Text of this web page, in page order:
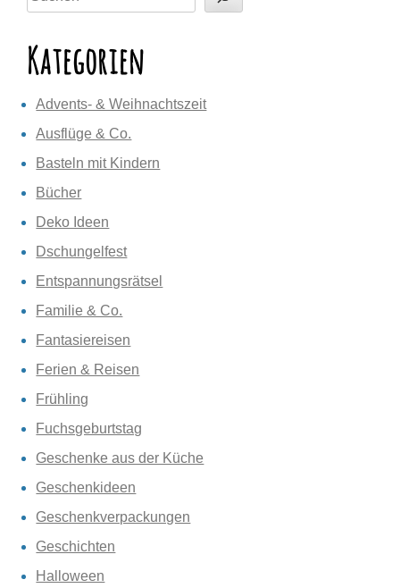
Kategorien
Advents- & Weihnachtszeit
Ausflüge & Co.
Basteln mit Kindern
Bücher
Deko Ideen
Dschungelfest
Entspannungsrätsel
Familie & Co.
Fantasiereisen
Ferien & Reisen
Frühling
Fuchsgeburtstag
Geschenke aus der Küche
Geschenkideen
Geschenkverpackungen
Geschichten
Halloween